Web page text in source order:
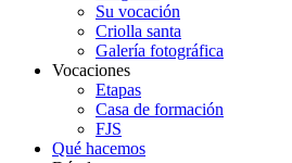
Su vocación
Criolla santa
Galería fotográfica
Vocaciones
Etapas
Casa de formación
FJS
Qué hacemos